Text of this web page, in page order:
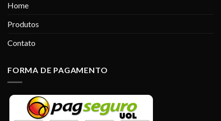
Home
Produtos
Contato
FORMA DE PAGAMENTO